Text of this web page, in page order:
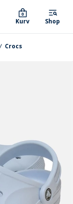
Kurv
0
Shop
Crocs